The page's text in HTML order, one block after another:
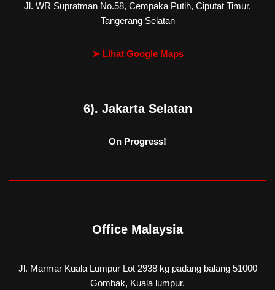
Jl. WR Supratman No.58, Cempaka Putih, Ciputat Timur,
Tangerang Selatan
➤ Lihat Google Maps
6). Jakarta Selatan
On Progress!
Office Malaysia
Jl. Marmar Kuala Lumpur Lot 2938 kg padang balang 51000
Gombak, Kuala lumpur.